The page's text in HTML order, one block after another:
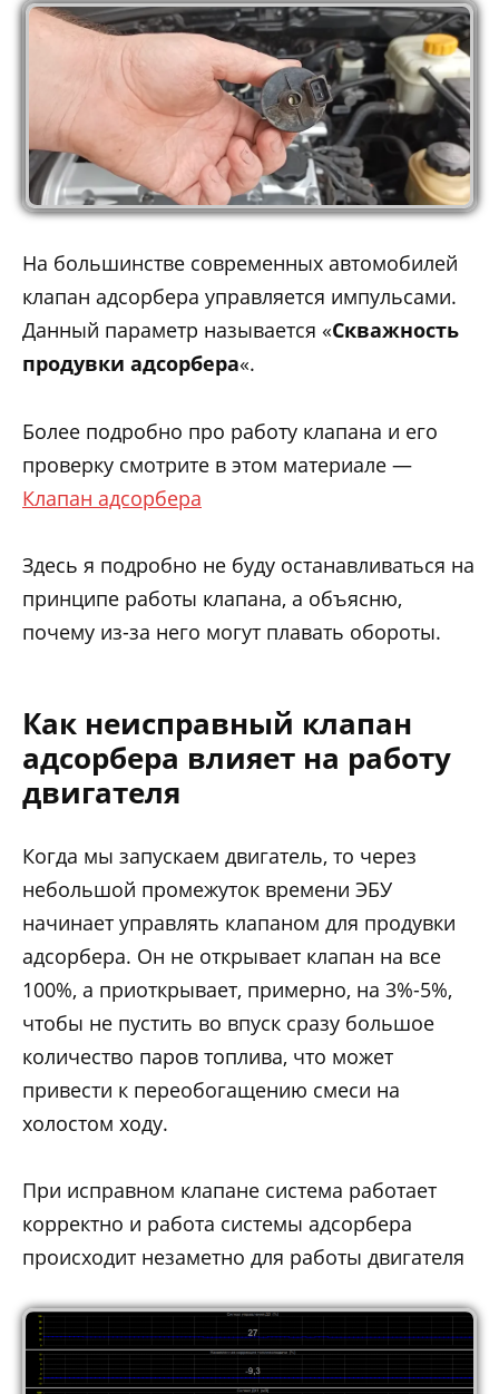
На большинстве современных автомобилей
клапан адсорбера управляется импульсами.
Данный параметр называется «Скважность
продувки адсорбера«.
Более подробно про работу клапана и его
проверку смотрите в этом материале —
Клапан адсорбера
Здесь я подробно не буду останавливаться на
принципе работы клапана, а объясню,
почему из-за него могут плавать обороты.
Как неисправный клапан
адсорбера влияет на работу
двигателя
Когда мы запускаем двигатель, то через
небольшой промежуток времени ЭБУ
начинает управлять клапаном для продувки
адсорбера. Он не открывает клапан на все
100%, а приоткрывает, примерно, на 3%-5%,
чтобы не пустить во впуск сразу большое
количество паров топлива, что может
привести к переобогащению смеси на
холостом ходу.
При исправном клапане система работает
корректно и работа системы адсорбера
происходит незаметно для работы двигателя